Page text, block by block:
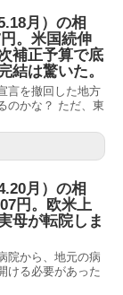
月）の相
。米国続伸
補正予算で底
結は驚いた。
言を撤回した地方
のかな？ ただ、東
月）の相
円。欧米上
母が転院しま
院から、地元の病
ける必要があった